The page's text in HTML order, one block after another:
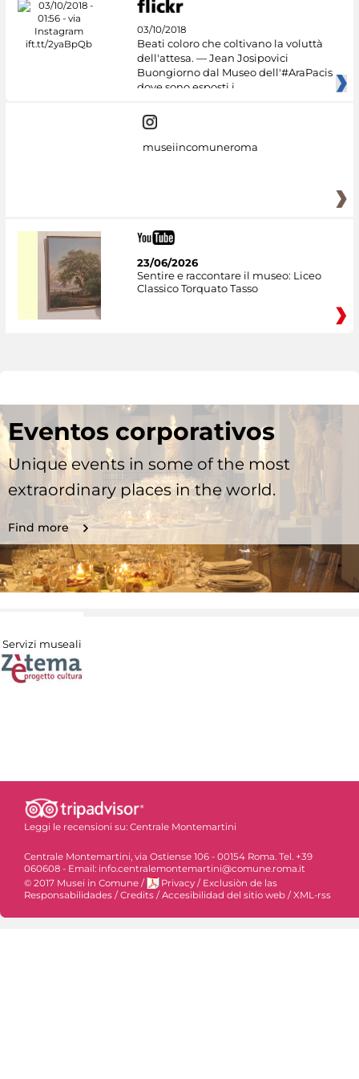
03/10/2018
Beati coloro che coltivano la voluttà
dell'attesa. — Jean Josipovici
Buongiorno dal Museo dell'#AraPacis
dove sono esposti i
museiincomuneroma
23/06/2026
Sentire e raccontare il museo: Liceo
Classico Torquato Tasso
Eventos corporativos
Unique events in some of the most
extraordinary places in the world.
Find more
Servizi museali
Leggi le recensioni su: Centrale Montemartini
Centrale Montemartini, via Ostiense 106 - 00154 Roma. Tel. +39
060608 - Email: info.centralemontemartini@comune.roma.it
© 2017 Musei in Comune / Privacy / Exclusiòn de las
Responsabilidades /Credits /Accesibilidad del sitio web /XML-rss